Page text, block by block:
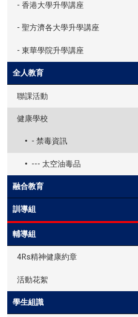
- 香港大學升學講座
- 聖方濟各大學升學講座
- 東華學院升學講座
全人教育
聯課活動
健康學校
- 禁毒資訊
--- 太空油毒品
融合教育
訓導組
輔導組
4Rs精神健康約章
活動花絮
學生組識